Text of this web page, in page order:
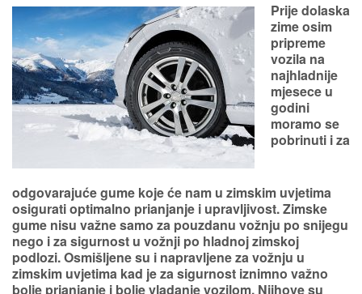
Prije dolaska
zime osim
pripreme
vozila na
najhladnije
mjesece u
godini
moramo se
pobrinuti i za
odgovarajuće gume koje će nam u zimskim uvjetima
osigurati optimalno prianjanje i upravljivost. Zimske
gume nisu važne samo za pouzdanu vožnju po snijegu
nego i za sigurnost u vožnji po hladnoj zimskoj
podlozi. Osmišljene su i napravljene za vožnju u
zimskim uvjetima kad je za sigurnost iznimno važno
bolje prianjanje i bolje vladanje vozilom. Njihove su